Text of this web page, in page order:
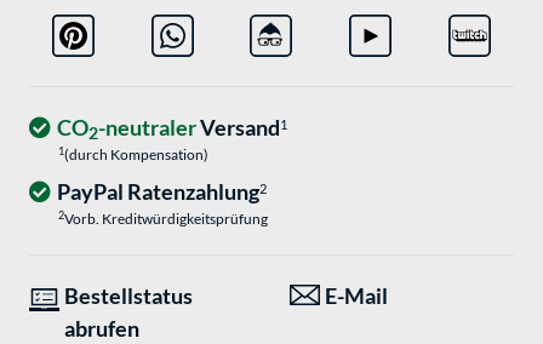
CO2-neutralerVersand1
1(durch Kompensation)
PayPal Ratenzahlung2
2Vorb. Kreditwürdigkeitsprüfung
Bestellstatus
abrufen
E-Mail